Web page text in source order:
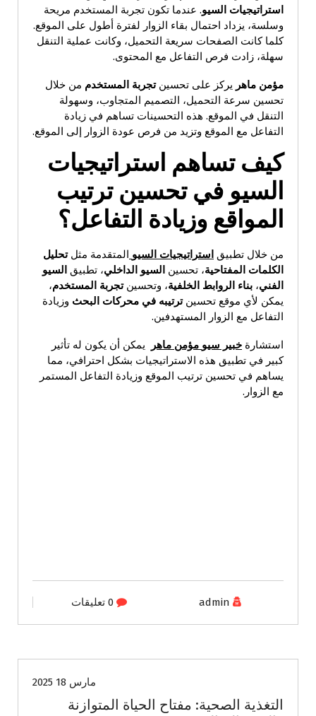
استراتيجيات السيو. عندما تكون تجربة المستخدم مريحة
وسلسة، يزداد احتمال بقاء الزوار لفترة أطول على الموقع.
كلما كانت الصفحات سريعة التحميل، وكانت عملية التنقل
سهلة، زادت فرص التفاعل مع المحتوى.
مؤمن ماهر يركز على تحسينتجربة المستخدم من خلال
تحسين سرعة التحميل، التصميم المتجاوب، وسهولة
التنقل في الموقع. هذه التحسينات تساهم في زيادة
التفاعل مع الموقع وتزيد من فرص عودة الزوار إلى الموقع.
كيف تساهم استراتيجيات
السيو في تحسين ترتيب
المواقع وزيادة التفاعل؟
من خلال تطبيق استراتيجيات السيو المتقدمة مثلتحليل
الكلمات المفتاحية، تحسين السيو الداخلي، تطبيق السيو
الفني، بناء الروابط الخلفية، وتحسينتجربة المستخدم،
يمكن لأي موقع تحسينترتيبه في محركات البحث وزيادة
التفاعل مع الزوار المستهدفين.
استشارة خبير سيو مؤمن ماهر
يمكن أن يكون له تأثير
كبير في تطبيق هذه الاستراتيجيات بشكل احترافي، مما
يساهم في تحسين ترتيب الموقع وزيادة التفاعل المستمر
مع الزوار.
admin 0 تعليقات
مارس 18 2025
التغذية الصحية: مفتاح الحياة المتوازنة